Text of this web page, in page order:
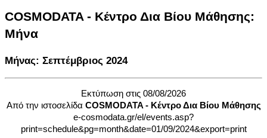
COSMODATA - Κέντρο Δια Βίου Μάθησης:
Μήνα
Μήνας: Σεπτέμβριος 2024
Εκτύπωση στις 08/08/2026
Από την ιστοσελίδα COSMODATA - Κέντρο Δια Βίου Μάθησης
e-cosmodata.gr/el/events.asp?
print=schedule&pg=month&date=01/09/2024&export=print